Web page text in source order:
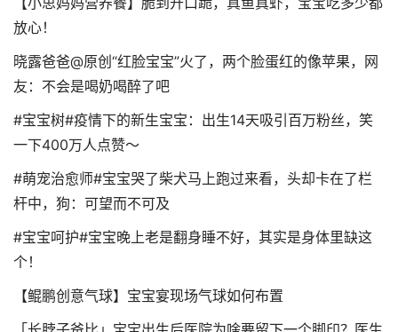
放心！
晓露爸爸@原创“红脸宝宝”火了，两个脸蛋红的像苹果，网
友：不会是喝奶喝醉了吧
#宝宝树#疫情下的新生宝宝：出生14天吸引百万粉丝，笑
一下400万人点赞～
#萌宠治愈师#宝宝哭了柴犬马上跑过来看，头却卡在了栏
杆中，狗：可望而不可及
#宝宝呵护#宝宝晚上老是翻身睡不好，其实是身体里缺这
个！
【鲲鹏创意气球】宝宝宴现场气球如何布置